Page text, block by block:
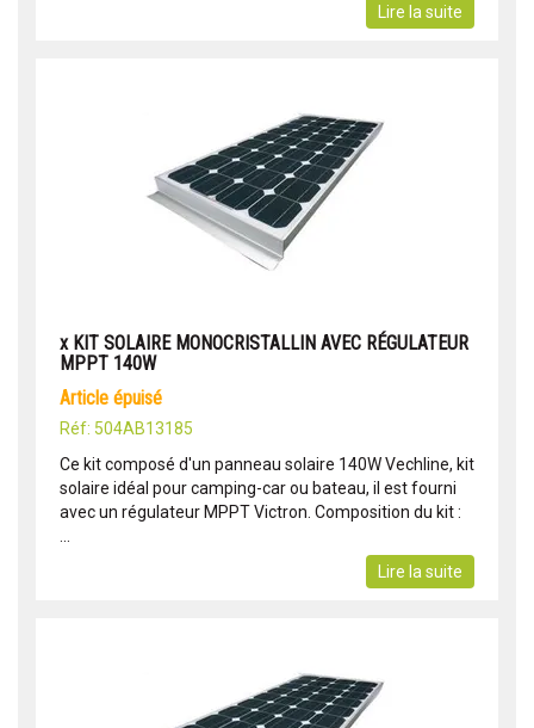
Lire la suite
x KIT SOLAIRE MONOCRISTALLIN AVEC RÉGULATEUR
MPPT 140W
article épuisé
Réf: 504AB13185
Ce kit composé d'un panneau solaire 140W Vechline, kit
solaire idéal pour camping-car ou bateau, il est fourni
avec un régulateur MPPT Victron. Composition du kit :
Lire la suite